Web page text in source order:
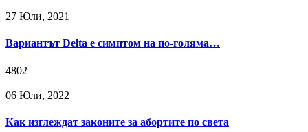
27 Юли, 2021
Вариантът Delta е симптом на по-голяма…
4802
06 Юли, 2022
Как изглеждат законите за абортите по света